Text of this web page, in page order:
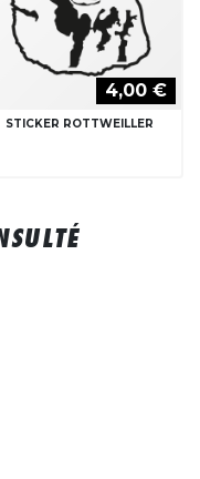
4,00 €
STICKER ROTTWEILLER